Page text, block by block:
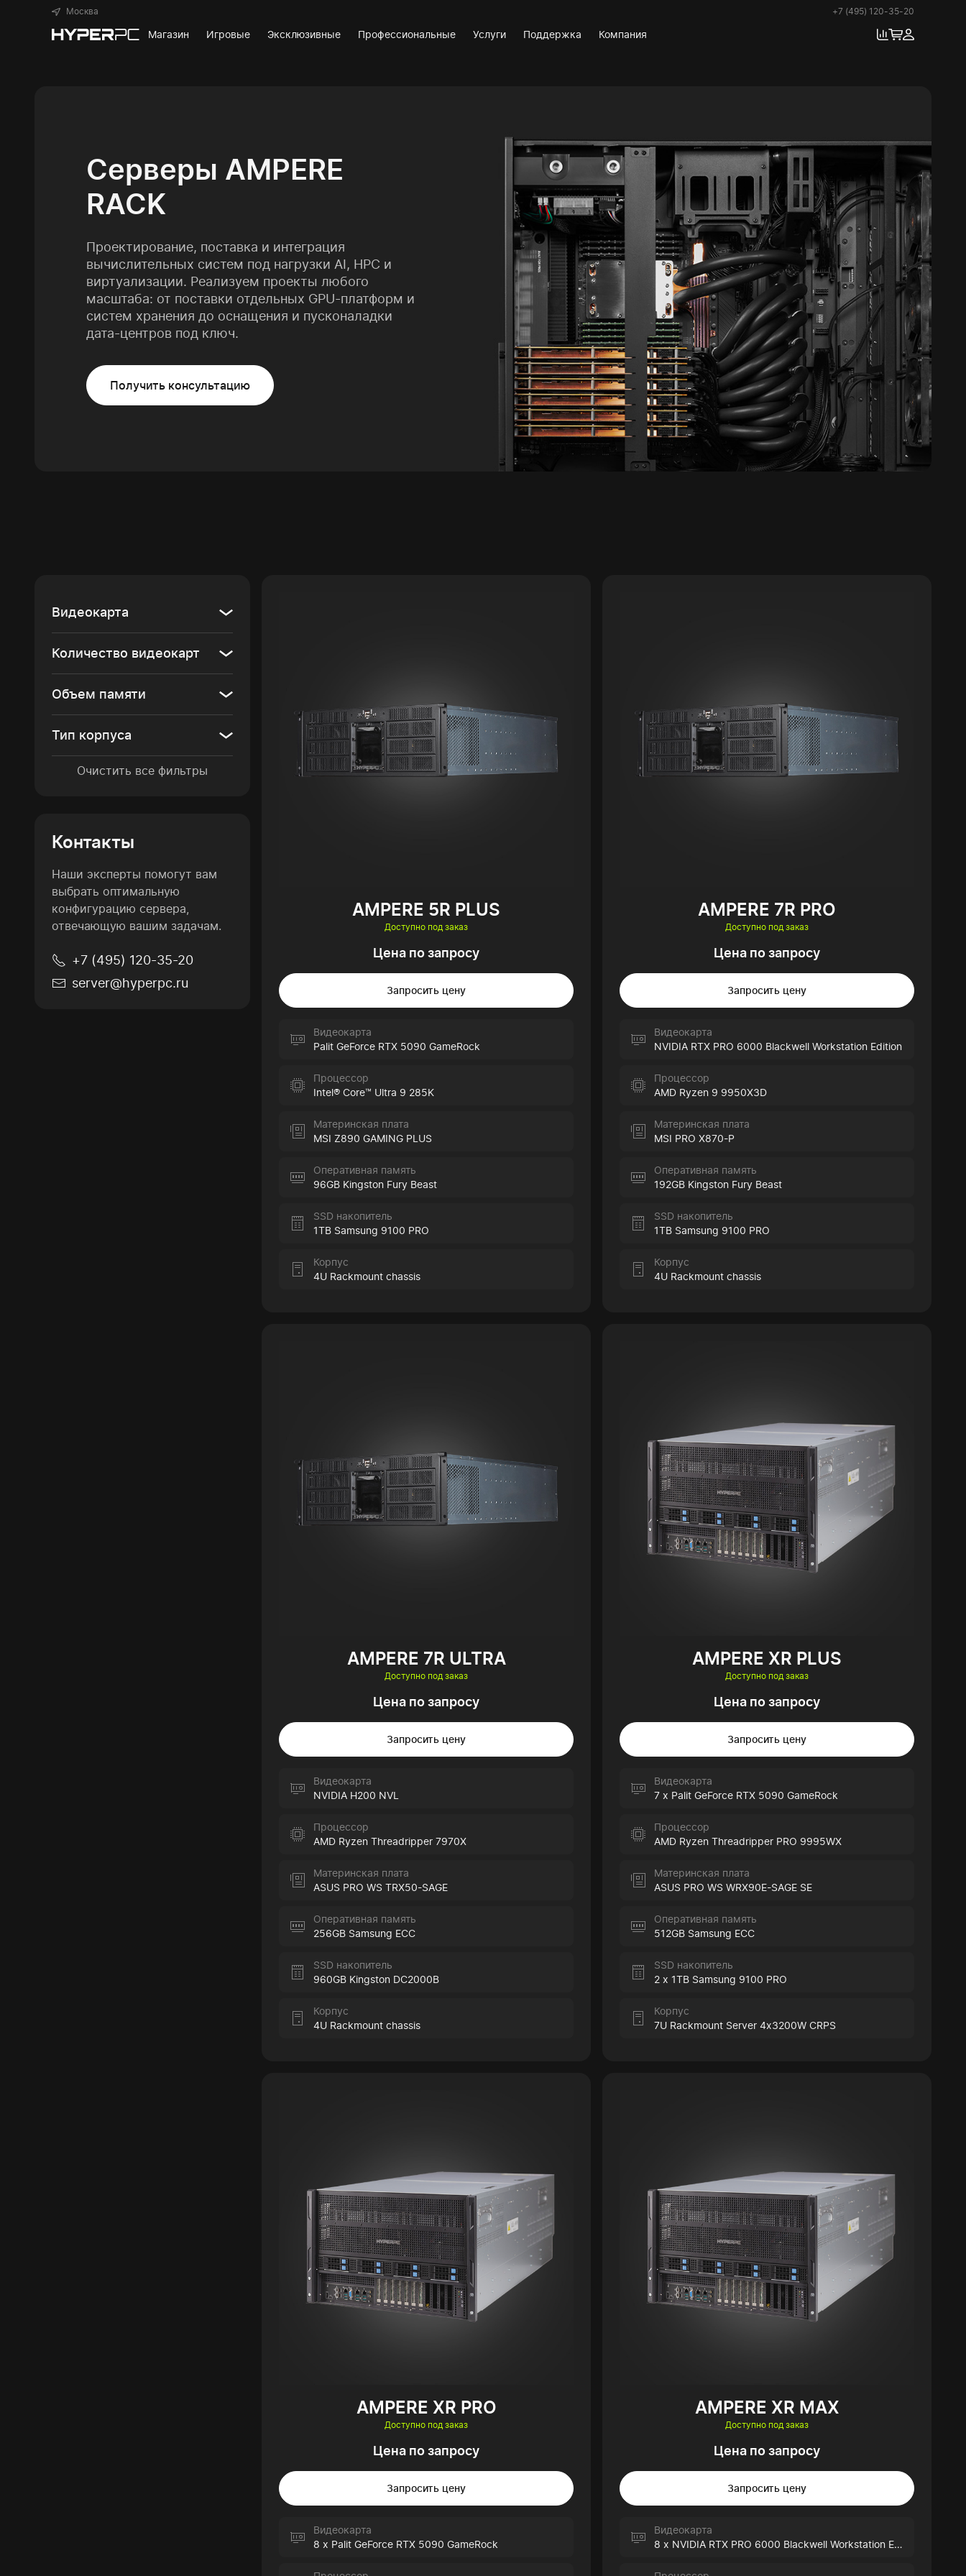
Москва +7 (495) 120-35-20
Магазин Игровые Эксклюзивные Профессиональные Услуги Поддержка Компания
Серверы AMPERE
RACK
Проектирование, поставка и интеграция
вычислительных систем под нагрузки AI, HPC и
виртуализации. Реализуем проекты любого
масштаба: от поставки отдельных GPU-платформ и
систем хранения до оснащения и пусконаладки
дата-центров под ключ.
Получить консультацию
Видеокарта
Количество видеокарт
Объем памяти
Тип корпуса
Очистить все фильтры
Контакты
Наши эксперты помогут вам
выбрать оптимальную
конфигурацию сервера,
отвечающую вашим задачам.
+7 (495) 120-35-20
server@hyperpc.ru
AMPERE 5R PLUS
Доступно под заказ
Цена по запросу
Запросить цену
Видеокарта
Palit GeForce RTX 5090 GameRock
Процессор
Intel® Core™ Ultra 9 285K
Материнская плата
MSI Z890 GAMING PLUS
Оперативная память
96GB Kingston Fury Beast
SSD накопитель
1TB Samsung 9100 PRO
Корпус
4U Rackmount chassis
AMPERE 7R PRO
Доступно под заказ
Цена по запросу
Запросить цену
Видеокарта
NVIDIA RTX PRO 6000 Blackwell Workstation Edition
Процессор
AMD Ryzen 9 9950X3D
Материнская плата
MSI PRO X870-P
Оперативная память
192GB Kingston Fury Beast
SSD накопитель
1TB Samsung 9100 PRO
Корпус
4U Rackmount chassis
AMPERE 7R ULTRA
Доступно под заказ
Цена по запросу
Запросить цену
Видеокарта
NVIDIA H200 NVL
Процессор
AMD Ryzen Threadripper 7970X
Материнская плата
ASUS PRO WS TRX50-SAGE
Оперативная память
256GB Samsung ECC
SSD накопитель
960GB Kingston DC2000B
Корпус
4U Rackmount chassis
AMPERE XR PLUS
Доступно под заказ
Цена по запросу
Запросить цену
Видеокарта
7 x Palit GeForce RTX 5090 GameRock
Процессор
AMD Ryzen Threadripper PRO 9995WX
Материнская плата
ASUS PRO WS WRX90E-SAGE SE
Оперативная память
512GB Samsung ECC
SSD накопитель
2 x 1TB Samsung 9100 PRO
Корпус
7U Rackmount Server 4x3200W CRPS
AMPERE XR PRO
Доступно под заказ
Цена по запросу
Запросить цену
Видеокарта
8 x Palit GeForce RTX 5090 GameRock
AMPERE XR MAX
Доступно под заказ
Цена по запросу
Запросить цену
Видеокарта
8 x NVIDIA RTX PRO 6000 Blackwell Workstation Edition